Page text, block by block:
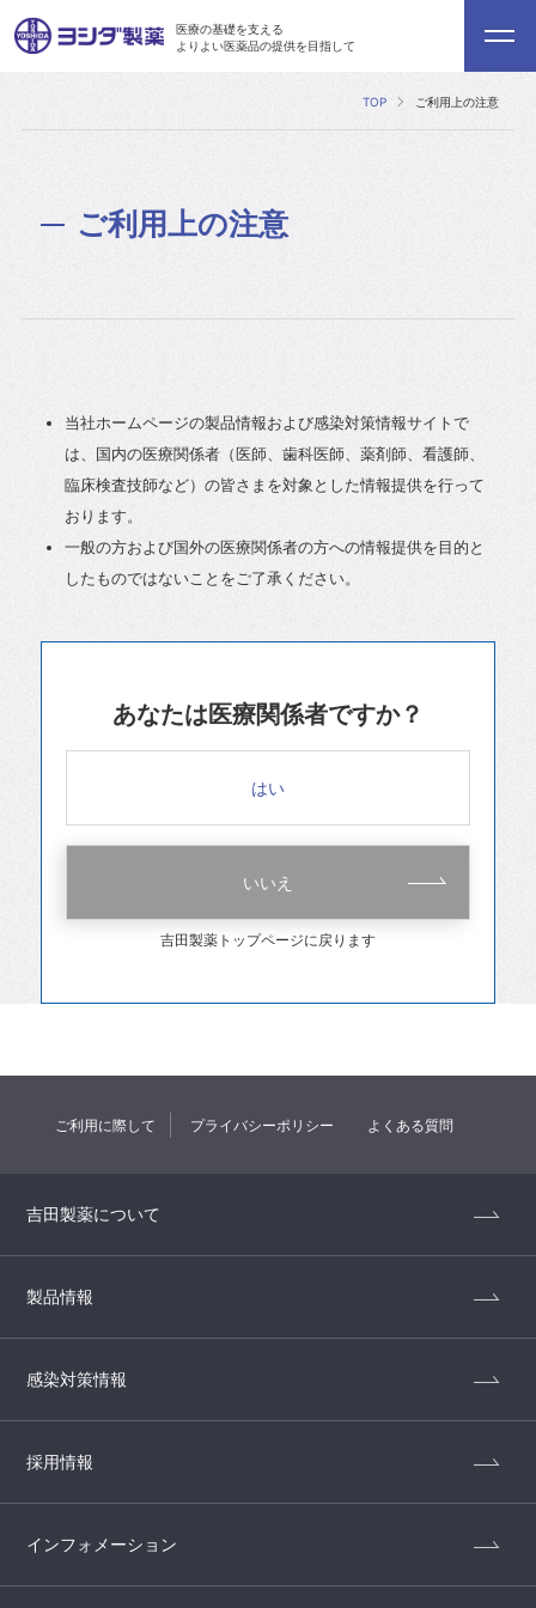
医療の基礎を支える
よりよい医薬品の提供を目指して
TOP ご利用上の注意
ご利用上の注意
当社ホームページの製品情報および感染対策情報サイトで
は、国内の医療関係者（医師、歯科医師、薬剤師、看護師、
臨床検査技師など）の皆さまを対象とした情報提供を行って
おります。
一般の方および国外の医療関係者の方への情報提供を目的と
したものではないことをご了承ください。
あなたは医療関係者ですか？
はい
いいえ
吉田製薬トップページに戻ります
ご利用に際して プライバシーポリシー よくある質問
吉田製薬について
製品情報
感染対策情報
採用情報
インフォメーション